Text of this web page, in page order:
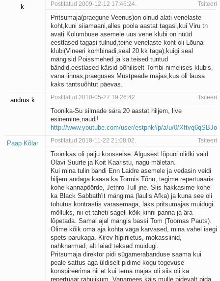
k Postitatud 2009-12-12 17:46:24. Tsiteeri
Pritsumaja(praegune Veenus)on olnud alati venelaste
koht,kuni siiamaani,alles poola aastat tagasi,kui Viru tn
avati Kolumbuse asemele uus vene klubi on nüüd
eestlased tagasi tulnud,teine venelaste koht oli Lõuna
klubi(Vineeri kombinadi,seal 20 kk taga),kuigi seal
mängisid Poissmehed ja ka teised tuntud
bändid,eestlased käisid põhiliselt Tombi nimelises klubis,
vana linnas,praeguses Mustpeade majas,kus oli lausa
kaks tantsuõhtut päevas.
andrus k Postitatud 2010-05-27 19:26:42. Tsiteeri
Toonika-Su silmade sära 20 aastat hiljem, live
esinemine,naudi!
http://www.youtube.com/user/estpnk#p/a/u/0/Xftvq6qSBJo
Paap Kõlar Postitatud 2018-11-22 21:08:02. Tsiteeri
Toonikas oli palju koosseise. Algusest lõpuni olidki vaid
Olavi Suurte ja Koit Kaaristu, nagu mäletan.
Kui mina tulin bändi Enn Laidre asemele ja vedasin veidi
hiljem andaga kaasa ka Tormis Tõnu, tegime repertuaaris
kohe kannapöörde, Jethro Tull jne. Siis hakkasime kohe
ka Black Sabbath'it mängima (laulis Afka) ja kuna see oli
tohutus kontrastis varasemaga, läks pritsumajas muidugi
mölluks, nii et taheti sageli kõik kinni panna ja ära
lõpetada. Samal ajal mängis bassi Tom (Toomas Pauts).
Olime kõik oma aja kohta väga karvased, mina vahel isegi
spets parukaga. Kirev hipiriietus, mokassiinid,
nahknarmad, alt laiad teksad muidugi.
Pritsumaja direktor pidi sügamerabanduse saama kui
peale sattus aga üldiselt pidime kogu tegevuse
konspireerima nii et kui tema majas oli siis oli ka
repertuaar rahulikum. Vanamees käis mulle pidevalt pida